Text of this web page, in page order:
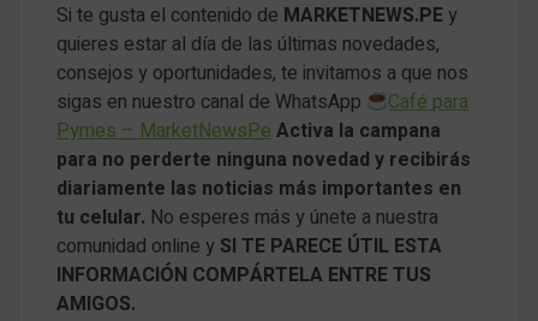
Si te gusta el contenido de MARKETNEWS.PE y
quieres estar al día de las últimas novedades,
consejos y oportunidades, te invitamos a que nos
sigas en nuestro canal de WhatsApp
Café para
Pymes – MarketNewsPeActiva la campana
para no perderte ninguna novedad y recibirás
diariamente las noticias más importantes en
tu celular. No esperes más y únete a nuestra
comunidad online y SI TE PARECE ÚTIL ESTA
INFORMACIÓN COMPÁRTELA ENTRE TUS
AMIGOS.